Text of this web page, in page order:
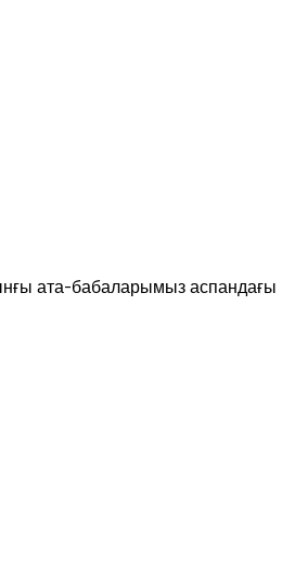
ата-бабаларымыз